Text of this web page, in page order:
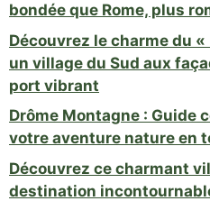
bondée que Rome, plus
Découvrez le charme du
un village du Sud aux
port vibrant
Drôme Montagne : Guide
votre aventure nature en
Découvrez ce charmant
destination